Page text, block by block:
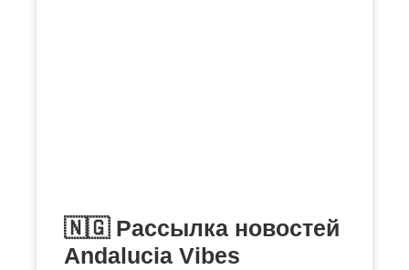
🇳🇬 Рассылка новостей
Andalucia Vibes